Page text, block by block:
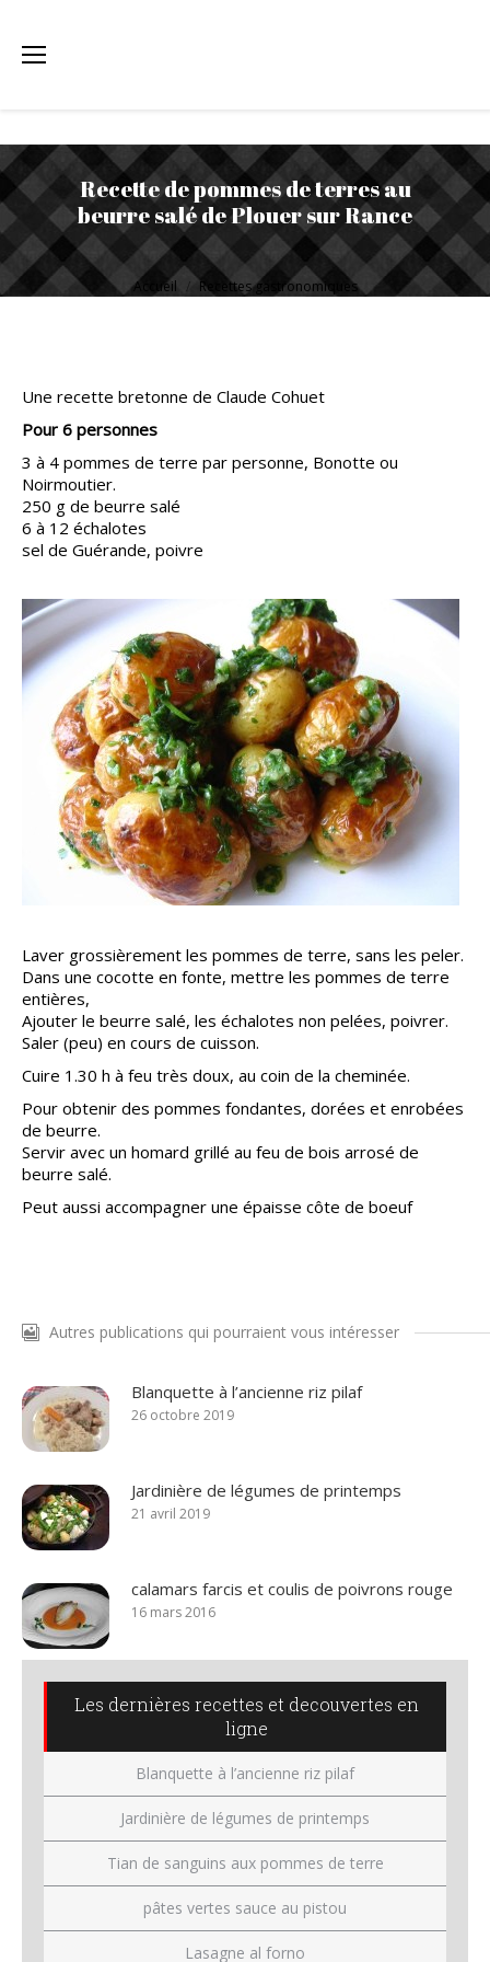
Recette de pommes de terres au
beurre salé de Plouer sur Rance
Vous êtes ici :Accueil Recettes gastronomiques
Une recette bretonne de Claude Cohuet
Pour 6 personnes
3 à 4 pommes de terre par personne, Bonotte ou
Noirmoutier.
250 g de beurre salé
6 à 12 échalotes
sel de Guérande, poivre
Laver grossièrement les pommes de terre, sans les peler.
Dans une cocotte en fonte, mettre les pommes de terre
entières,
Ajouter le beurre salé, les échalotes non pelées, poivrer.
Saler (peu) en cours de cuisson.
Cuire 1.30 h à feu très doux, au coin de la cheminée.
Pour obtenir des pommes fondantes, dorées et enrobées
de beurre.
Servir avec un homard grillé au feu de bois arrosé de
beurre salé.
Peut aussi accompagner une épaisse côte de boeuf
Autres publications qui pourraient vous intéresser
Blanquette à l’ancienne riz pilaf
26 octobre 2019
Jardinière de légumes de printemps
21 avril 2019
calamars farcis et coulis de poivrons rouge
16 mars 2016
Les dernières recettes et decouvertes en
ligne
Blanquette à l’ancienne riz pilaf
Jardinière de légumes de printemps
Tian de sanguins aux pommes de terre
pâtes vertes sauce au pistou
Lasagne al forno